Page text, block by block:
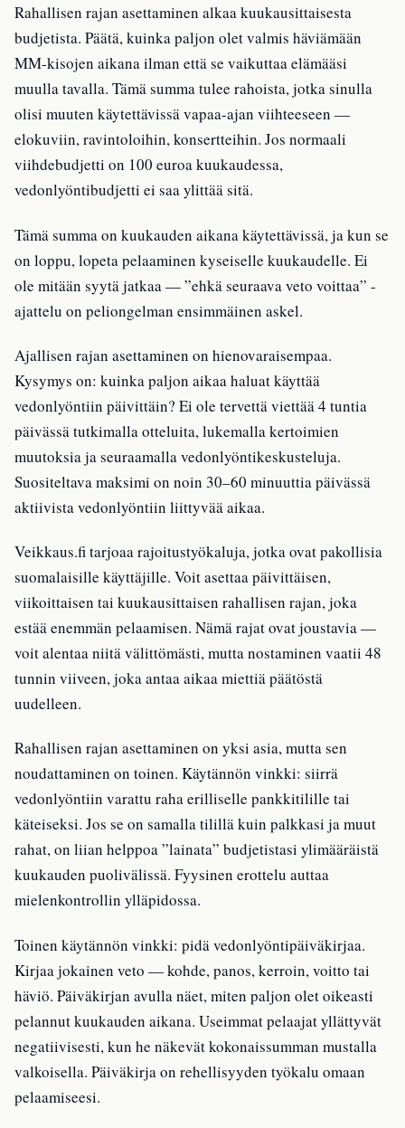
Rahallisen rajan asettaminen alkaa kuukausittaisesta
budjetista. Päätä, kuinka paljon olet valmis häviämään
MM-kisojen aikana ilman että se vaikuttaa elämääsi
muulla tavalla. Tämä summa tulee rahoista, jotka sinulla
olisi muuten käytettävissä vapaa-ajan viihteeseen —
elokuviin, ravintoloihin, konsertteihin. Jos normaali
viihdebudjetti on 100 euroa kuukaudessa,
vedonlyöntibudjetti ei saa ylittää sitä.
Tämä summa on kuukauden aikana käytettävissä, ja kun se
on loppu, lopeta pelaaminen kyseiselle kuukaudelle. Ei
ole mitään syytä jatkaa — ”ehkä seuraava veto voittaa” -
ajattelu on peliongelman ensimmäinen askel.
Ajallisen rajan asettaminen on hienovaraisempaa.
Kysymys on: kuinka paljon aikaa haluat käyttää
vedonlyöntiin päivittäin? Ei ole tervettä viettää 4 tuntia
päivässä tutkimalla otteluita, lukemalla kertoimien
muutoksia ja seuraamalla vedonlyöntikeskusteluja.
Suositeltava maksimi on noin 30–60 minuuttia päivässä
aktiivista vedonlyöntiin liittyvää aikaa.
Veikkaus.fi tarjoaa rajoitustyökaluja, jotka ovat pakollisia
suomalaisille käyttäjille. Voit asettaa päivittäisen,
viikoittaisen tai kuukausittaisen rahallisen rajan, joka
estää enemmän pelaamisen. Nämä rajat ovat joustavia —
voit alentaa niitä välittömästi, mutta nostaminen vaatii 48
tunnin viiveen, joka antaa aikaa miettiä päätöstä
uudelleen.
Rahallisen rajan asettaminen on yksi asia, mutta sen
noudattaminen on toinen. Käytännön vinkki: siirrä
vedonlyöntiin varattu raha erilliselle pankkitilille tai
käteiseksi. Jos se on samalla tilillä kuin palkkasi ja muut
rahat, on liian helppoa ”lainata” budjetistasi ylimääräistä
kuukauden puolivälissä. Fyysinen erottelu auttaa
mielenkontrollin ylläpidossa.
Toinen käytännön vinkki: pidä vedonlyöntipäiväkirjaa.
Kirjaa jokainen veto — kohde, panos, kerroin, voitto tai
häviö. Päiväkirjan avulla näet, miten paljon olet oikeasti
pelannut kuukauden aikana. Useimmat pelaajat yllättyvät
negatiivisesti, kun he näkevät kokonaissumman mustalla
valkoisella. Päiväkirja on rehellisyyden työkalu omaan
pelaamiseesi.